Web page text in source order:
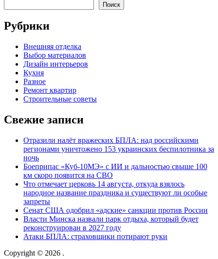
Поиск
Рубрики
Внешняя отделка
Выбор материалов
Дизайн интерьеров
Кухня
Разное
Ремонт квартир
Строительные советы
Свежие записи
Отразили налёт вражеских БПЛА: над российскими
регионами уничтожено 153 украинских беспилотника за
ночь
Боеприпас «Куб-10МЭ» с ИИ и дальностью свыше 100
км скоро появится на СВО
Что отмечает церковь 14 августа, откуда взялось
народное название праздника и существуют ли особые
запреты
Сенат США одобрил «адские» санкции против России
Власти Минска назвали парк отдыха, который будет
реконструирован в 2027 году
Атаки БПЛА: страховщики потирают руки
Copyright © 2026 .